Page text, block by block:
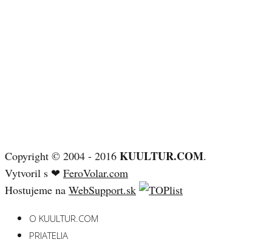
Copyright © 2004 - 2016 KUULTUR.COM.
Vytvoril s ❤ FeroVolar.com
Hostujeme na WebSupport.sk
O KUULTUR.COM
PRIATELIA